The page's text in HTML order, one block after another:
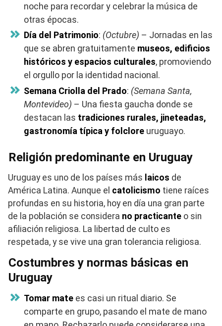
noche para recordar y celebrar la música de
otras épocas.
Día del Patrimonio: (Octubre) – Jornadas en las
que se abren gratuitamente museos, edificios
históricos y espacios culturales, promoviendo
el orgullo por la identidad nacional.
Semana Criolla del Prado: (Semana Santa,
Montevideo) – Una fiesta gaucha donde se
destacan las tradiciones rurales, jineteadas,
gastronomía típica y folclore uruguayo.
Religión predominante en Uruguay
Uruguay es uno de los países más laicos de
América Latina. Aunque el catolicismo tiene raíces
profundas en su historia, hoy en día una gran parte
de la población se considera no practicante o sin
afiliación religiosa. La libertad de culto es
respetada, y se vive una gran tolerancia religiosa.
Costumbres y normas básicas en
Uruguay
Tomar mate es casi un ritual diario. Se
comparte en grupo, pasando el mate de mano